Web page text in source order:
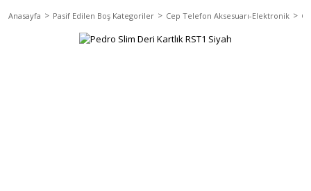
Anasayfa Pasif Edilen Boş Kategoriler Cep Telefon Aksesuarı-Elektronik